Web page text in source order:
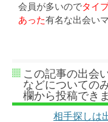
会員が多いのでタイ
あった有名な出会い
この記事の出会
などについての
欄から投稿できま
相手探しは